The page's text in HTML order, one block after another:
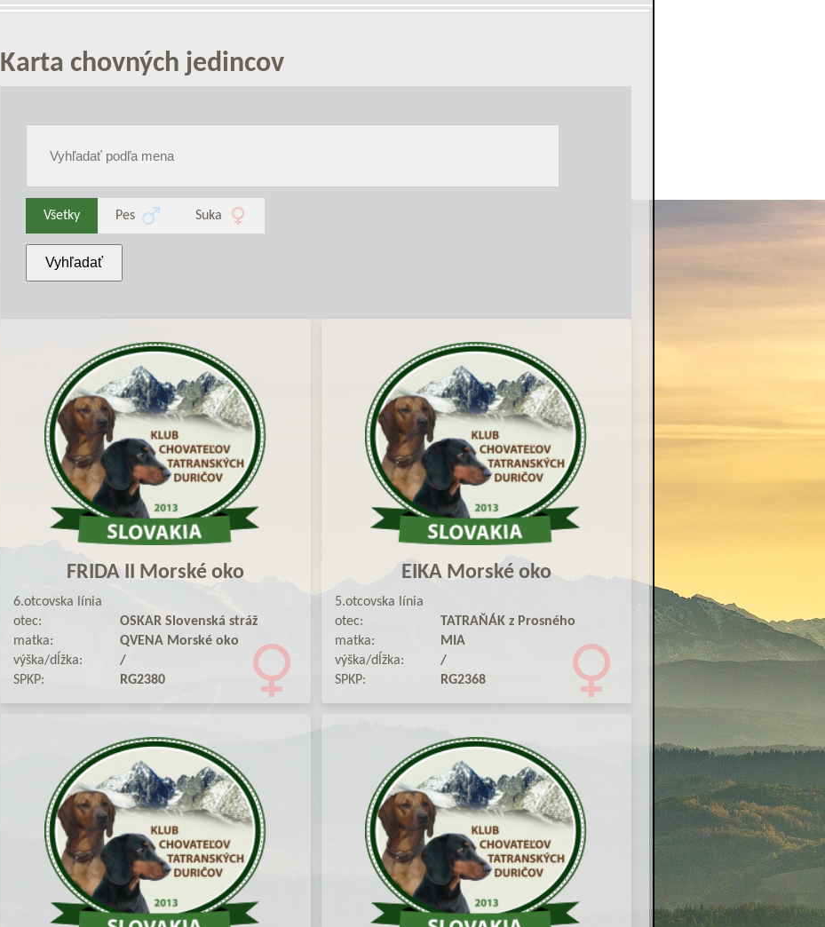
Karta chovných jedincov
Všetky Pes Suka
Vyhľadať
FRIDA II Morské oko
6.otcovska línia
otec:
OSKAR Slovenská stráž
matka:
QVENA Morské oko
výška/dĺžka:
/
SPKP:
RG2380
EIKA Morské oko
5.otcovska línia
otec:
TATRAŇÁK z Prosného
matka:
MIA
výška/dĺžka:
/
SPKP:
RG2368